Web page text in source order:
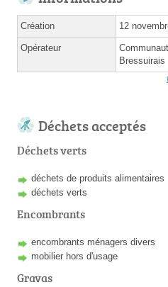
Création 12
Opérateur
Bressuirais
Déchets acceptés
Déchets verts
déchets de produits alimentaires
déchets verts
Encombrants
encombrants ménagers divers
mobilier hors d'usage
Gravas